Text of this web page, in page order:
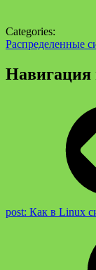
Categories:
Распределенные
Навигация
post: Как в Linux